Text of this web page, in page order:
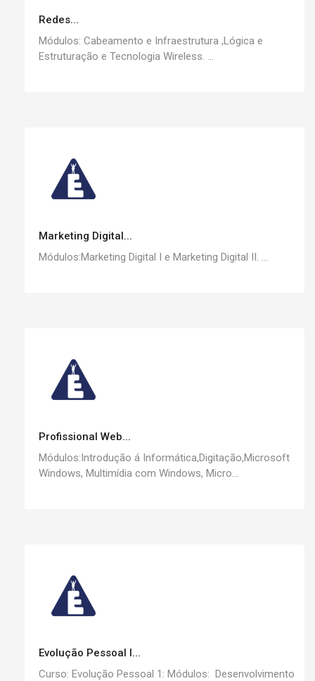
Redes...
Módulos: Cabeamento e Infraestrutura ,Lógica e
Estruturação e Tecnologia Wireless. ...
Marketing Digital...
Módulos:Marketing Digital I e Marketing Digital II. ...
Profissional Web...
Módulos:Introdução á Informática,Digitação,Microsoft
Windows, Multimídia com Windows, Micro...
Evolução Pessoal I...
Curso: Evolução Pessoal 1: Módulos: Desenvolvimento